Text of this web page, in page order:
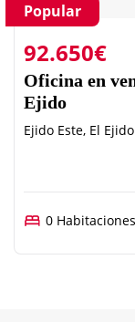
Popular
92.650€
Oficina en
Ejido
Ejido Este, El Ejido
0 Habitaciones